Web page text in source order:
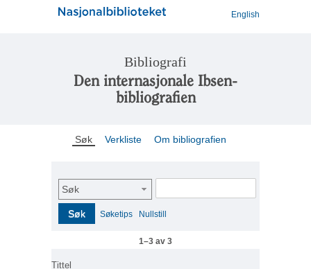
English
Bibliografi
Den internasjonale Ibsen-
bibliografien
Søk Verkliste Om bibliografien
Søk
Søk Søketips Nullstill
1–3 av 3
Tittel